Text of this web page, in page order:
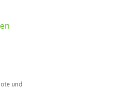
und